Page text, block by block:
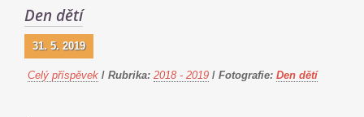
Den dětí
31. 5. 2019
Celý příspěvek / Rubrika: 2018 - 2019 / Fotografie: Den dětí